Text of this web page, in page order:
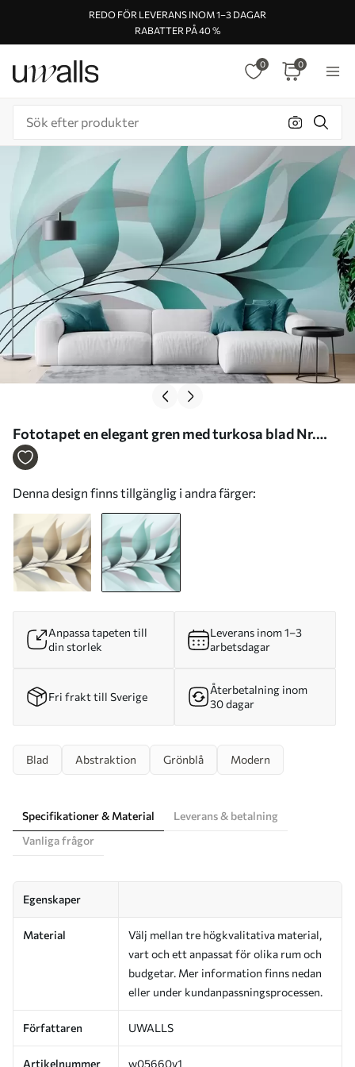
REDO FÖR LEVERANS INOM 1–3 DAGAR
RABATTER PÅ 40 %
0 0
Fototapet en elegant gren med turkosa blad Nr.
w05660v1
Denna design finns tillgänglig i andra färger:
Anpassa tapeten till
din storlek
Leverans inom 1–3
arbetsdagar
Fri frakt till Sverige
Återbetalning inom
30 dagar
Blad Abstraktion Grönblå Modern
Specifikationer & Material
Leverans & betalning
Vanliga frågor
Egenskaper
Material
Välj mellan tre högkvalitativa material,
vart och ett anpassat för olika rum och
budgetar. Mer information finns nedan
eller under kundanpassningsprocessen.
Författaren UWALLS
Artikelnummer w05660v1